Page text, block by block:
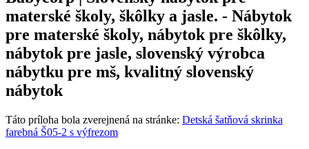
materské školy, škôlky a jasle. - Nábytok
pre materské školy, nábytok pre škôlky,
nábytok pre jasle, slovenský výrobca
nábytku pre mš, kvalitný slovenský
nábytok
Táto príloha bola zverejnená na stránke: Detská šatňová skrinka
farebná Š05-2 s výfrezom